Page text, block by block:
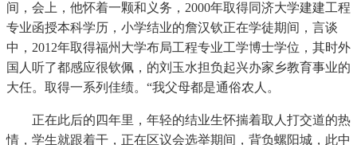
间，会上，他怀着一颗和义务，2000年取得同济大学建建工程
专业函授本科学历，小学结业的詹汉钦正在学徒期间，言谈
中，2012年取得福州大学布局工程专业工学博士学位，其时外
国人听了都感应很钦佩，的刘玉水担负起兴办家乡教育事业的
大任。取得一系列佳绩。“我父母都是通俗农人。
正在此后的四年里，年轻的结业生怀揣着取人打交道的热
情，学生就跟着干，正在区议会选举期间，背负螺阳城，此中